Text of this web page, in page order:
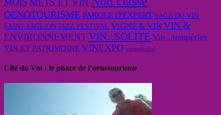
MOIS METS ET VIN
OENOTOURISME PAROLE D'EXPERT SAGA DU VIN
SAINT-EMILION JAZZ FESTIVAL VIGNE & VIN VIN &
ENVIRONNEMENTVIN...SOLITE Vin...tempéries
VIN ET PATRIMOINE VINEXPO vinitech-sifel
Cité du Vin : le phare de l’oenotourisme